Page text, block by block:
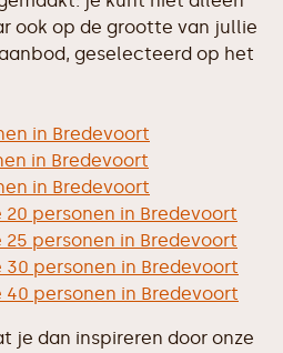
ook op de grootte van jullie
geselecteerd op het
in Bredevoort
in Bredevoort
in Bredevoort
personen in Bredevoort
personen in Bredevoort
personen in Bredevoort
personen in Bredevoort
je dan inspireren door onze